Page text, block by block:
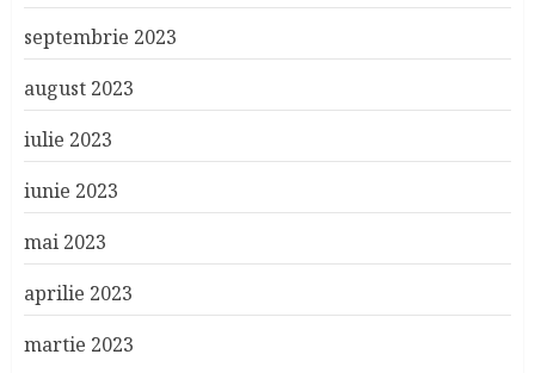
septembrie 2023
august 2023
iulie 2023
iunie 2023
mai 2023
aprilie 2023
martie 2023